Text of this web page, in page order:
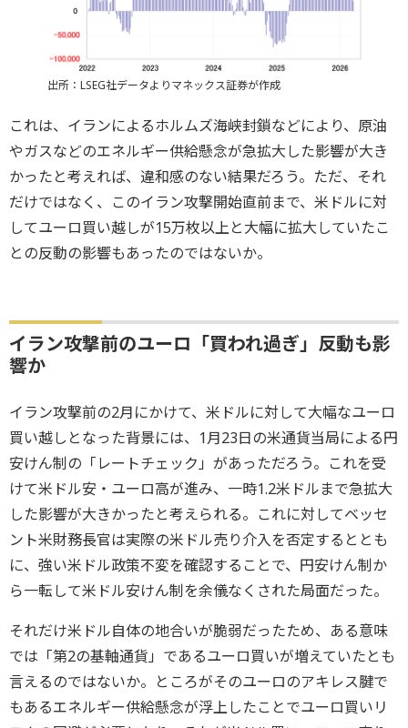
出所：LSEG社データよりマネックス証券が作成
これは、イランによるホルムズ海峡封鎖などにより、原油
やガスなどのエネルギー供給懸念が急拡大した影響が大き
かったと考えれば、違和感のない結果だろう。ただ、それ
だけではなく、このイラン攻撃開始直前まで、米ドルに対
してユーロ買い越しが15万枚以上と大幅に拡大していたこ
との反動の影響もあったのではないか。
イラン攻撃前のユーロ「買われ過ぎ」反動も影
響か
イラン攻撃前の2月にかけて、米ドルに対して大幅なユーロ
買い越しとなった背景には、1月23日の米通貨当局による円
安けん制の「レートチェック」があっただろう。これを受
けて米ドル安・ユーロ高が進み、一時1.2米ドルまで急拡大
した影響が大きかったと考えられる。これに対してベッセ
ント米財務長官は実際の米ドル売り介入を否定するととも
に、強い米ドル政策不変を確認することで、円安けん制か
ら一転して米ドル安けん制を余儀なくされた局面だった。
それだけ米ドル自体の地合いが脆弱だったため、ある意味
では「第2の基軸通貨」であるユーロ買いが増えていたとも
言えるのではないか。ところがそのユーロのアキレス腱で
もあるエネルギー供給懸念が浮上したことでユーロ買いリ